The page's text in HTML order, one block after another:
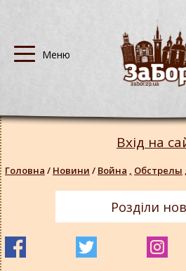
Вхід на
Головна / Новини / Война , Обстрелы ,
Розділи